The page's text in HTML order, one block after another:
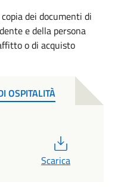
dei documenti di
e della persona
o di acquisto
OSPITALITÀ
Scarica